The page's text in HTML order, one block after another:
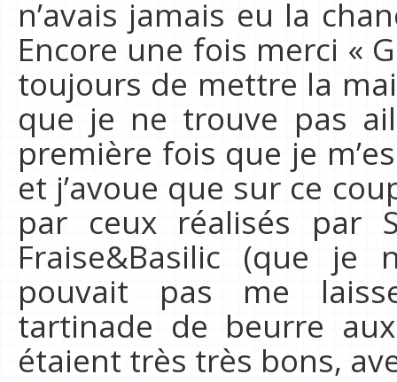
n’avais jamais eu la
Encore une fois merci «
toujours de mettre la
que je ne trouve pas
première fois que je
et j’avoue que sur ce
par ceux réalisés par
Fraise&Basilic (que
pouvait pas me
tartinade de beurre
étaient très très bons,